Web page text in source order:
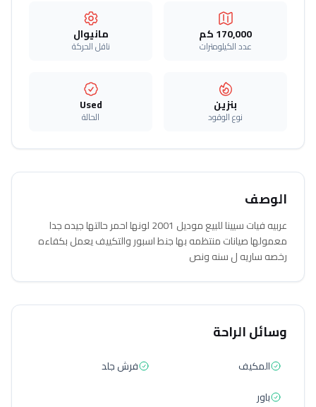
170,000 كم
عدد الكيلومترات
مانيوال
ناقل الحركة
بنزين
نوع الوقود
Used
الحالة
الوصف
عربيه فيات سيينا للبيع موديل 2001 لونها احمر حالتها جيده جدا
معمولها صيانات منتظمه بها جنط اسبور والتكييف يعمل بكفاءه
رخصه ساريه ل سنه ونص
وسائل الراحة
المكيف
فرش جلد
باور